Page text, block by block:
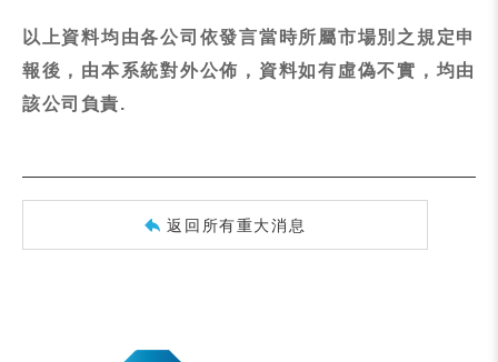
以上資料均由各公司依發言當時所屬市場別之規定申
報後，由本系統對外公佈，資料如有虛偽不實，均由
該公司負責.
返回所有重大消息